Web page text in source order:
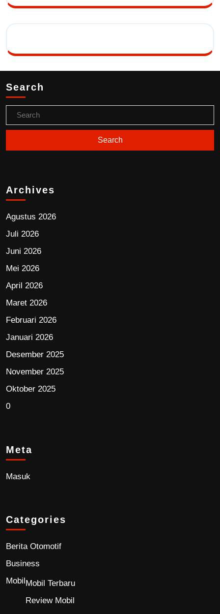
Search
Archives
Agustus 2026
Juli 2026
Juni 2026
Mei 2026
April 2026
Maret 2026
Februari 2026
Januari 2026
Desember 2025
November 2025
Oktober 2025
0
Meta
Masuk
Categories
Berita Otomotif
Business
Mobil Mobil Terbaru
Review Mobil